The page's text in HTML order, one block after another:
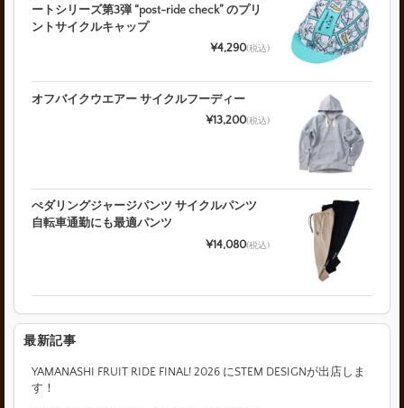
ートシリーズ第3弾 “post-ride check” のプリ
ントサイクルキャップ
¥4,290(税込)
オフバイクウエアー サイクルフーディー
¥13,200(税込)
ぺダリングジャージパンツ サイクルパンツ
自転車通勤にも最適パンツ
¥14,080(税込)
最新記事
YAMANASHI FRUIT RIDE FINAL! 2026 にSTEM DESIGNが出店しま
す！